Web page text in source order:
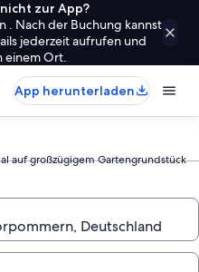
zur App?
. Nach der Buchung kannst
jederzeit aufrufen und
einem Ort.
App herunterladen
auf großzügigem Gartengrundstück